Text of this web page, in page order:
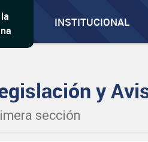
INSTITUCIONAL
y
sección